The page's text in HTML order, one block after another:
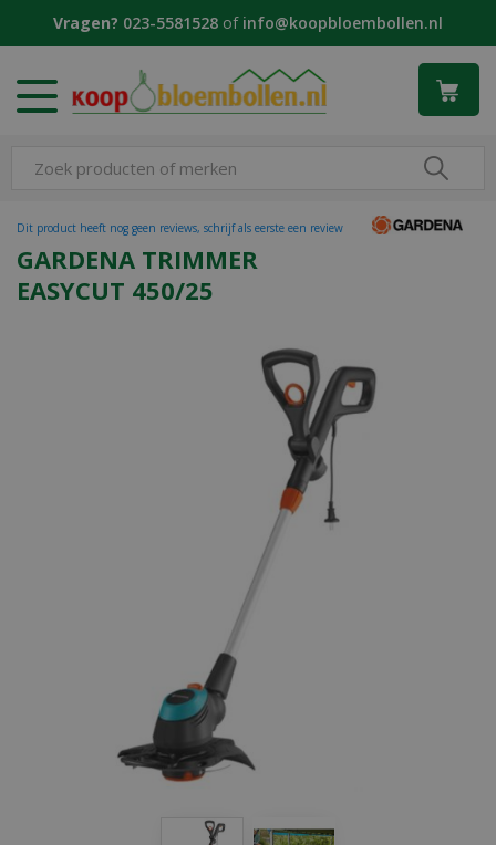
Vragen? 023-5581528 of info@koopbloembollen.nl
GARDENA TRIMMER
EASYCUT 450/25
Dit product heeft nog geen reviews, schrijf als eerste een review